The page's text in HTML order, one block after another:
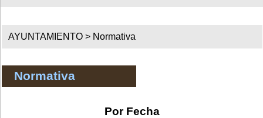
AYUNTAMIENTO > Normativa
Normativa
Por Fecha